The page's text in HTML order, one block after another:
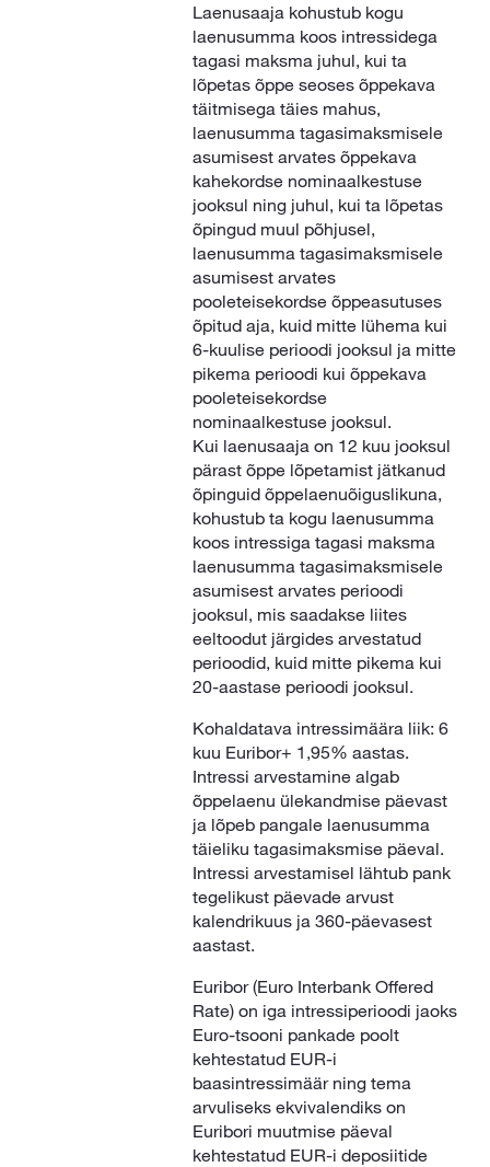
Laenusaaja kohustub kogu
laenusumma koos intressidega
tagasi maksma juhul, kui ta
lõpetas õppe seoses õppekava
täitmisega täies mahus,
laenusumma tagasimaksmisele
asumisest arvates õppekava
kahekordse nominaalkestuse
jooksul ning juhul, kui ta lõpetas
õpingud muul põhjusel,
laenusumma tagasimaksmisele
asumisest arvates
pooleteisekordse õppeasutuses
õpitud aja, kuid mitte lühema kui
6-kuulise perioodi jooksul ja mitte
pikema perioodi kui õppekava
pooleteisekordse
nominaalkestuse jooksul.
Kui laenusaaja on 12 kuu jooksul
pärast õppe lõpetamist jätkanud
õpinguid õppelaenuõiguslikuna,
kohustub ta kogu laenusumma
koos intressiga tagasi maksma
laenusumma tagasimaksmisele
asumisest arvates perioodi
jooksul, mis saadakse liites
eeltoodut järgides arvestatud
perioodid, kuid mitte pikema kui
20-aastase perioodi jooksul.
Kohaldatava intressimäära liik: 6
kuu Euribor+ 1,95% aastas.
Intressi arvestamine algab
õppelaenu ülekandmise päevast
ja lõpeb pangale laenusumma
täieliku tagasimaksmise päeval.
Intressi arvestamisel lähtub pank
tegelikust päevade arvust
kalendrikuus ja 360-päevasest
aastast.
Euribor (Euro Interbank Offered
Rate) on iga intressiperioodi jaoks
Euro-tsooni pankade poolt
kehtestatud EUR-i
baasintressimäär ning tema
arvuliseks ekvivalendiks on
Euribori muutmise päeval
kehtestatud EUR-i deposiitide